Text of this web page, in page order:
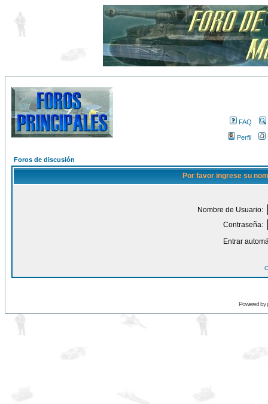
FAQ
Perfil
Foros de discusión
Por favor ingrese su
Nombre de Usuario:
Contraseña:
Entrar
Powered by